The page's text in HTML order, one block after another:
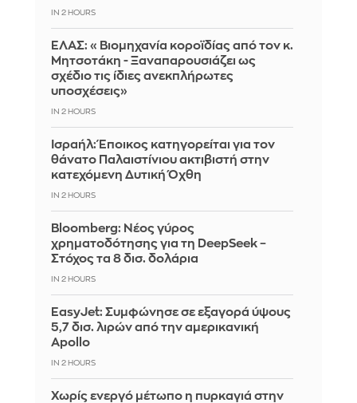
IN 2 HOURS
ΕΛΑΣ: «Βιομηχανία κοροϊδίας από τον κ.
Μητσοτάκη - Ξαναπαρουσιάζει ως
σχέδιο τις ίδιες ανεκπλήρωτες
υποσχέσεις»
IN 2 HOURS
Ισραήλ: Έποικος κατηγορείται για τον
θάνατο Παλαιστίνιου ακτιβιστή στην
κατεχόμενη Δυτική Όχθη
IN 2 HOURS
Bloomberg: Νέος γύρος
χρηματοδότησης για τη DeepSeek –
Στόχος τα 8 δισ. δολάρια
IN 2 HOURS
EasyJet: Συμφώνησε σε εξαγορά ύψους
5,7 δισ. λιρών από την αμερικανική
Apollo
IN 2 HOURS
Χωρίς ενεργό μέτωπο η πυρκαγιά στην